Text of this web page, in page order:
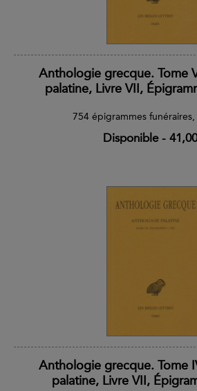
Anthologie grecque. Tome
palatine, Livre VII,
754 épigrammes
Disponible-
Anthologie grecque. Tome
palatine, Livre VII,